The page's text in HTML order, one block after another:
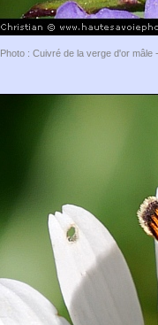
Photo : Cuivré de la verge d'or